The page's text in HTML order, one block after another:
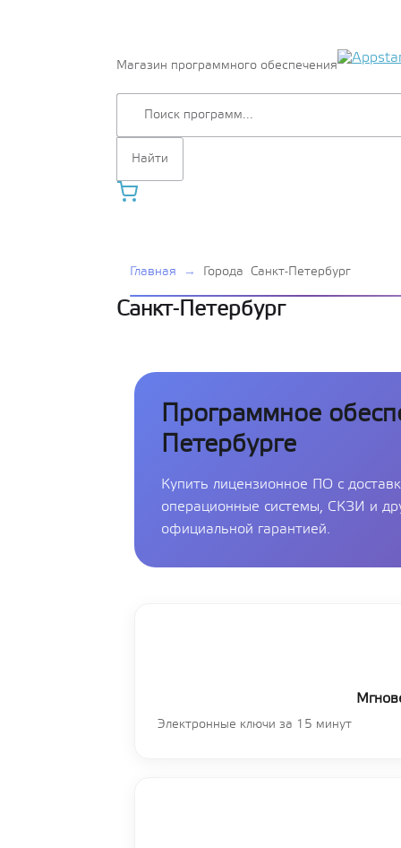
Магазин программного обеспечения
Главная → Города Санкт-Петербург
Санкт-Петербург
Программное
Петербурге
Купить лицензионное ПО с
операционные системы, СКЗИ и
официальной гарантией.
Электронные ключи за 15 минут